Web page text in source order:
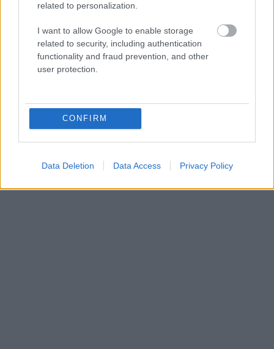
related to personalization.
I want to allow Google to enable storage
related to security, including authentication
functionality and fraud prevention, and other
user protection.
CONFIRM
Data Deletion Data Access Privacy Policy